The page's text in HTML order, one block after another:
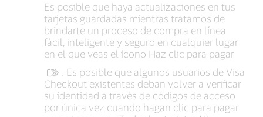
Es posible que haya actualizaciones en tus
tarjetas guardadas mientras tratamos de
brindarte un proceso de compra en línea
fácil, inteligente y seguro en cualquier lugar
en el que veas el ícono Haz clic para pagar
. Es posible que algunos usuarios de Visa
Checkout existentes deban volver a verificar
su identidad a través de códigos de acceso
por única vez cuando hagan clic para pagar